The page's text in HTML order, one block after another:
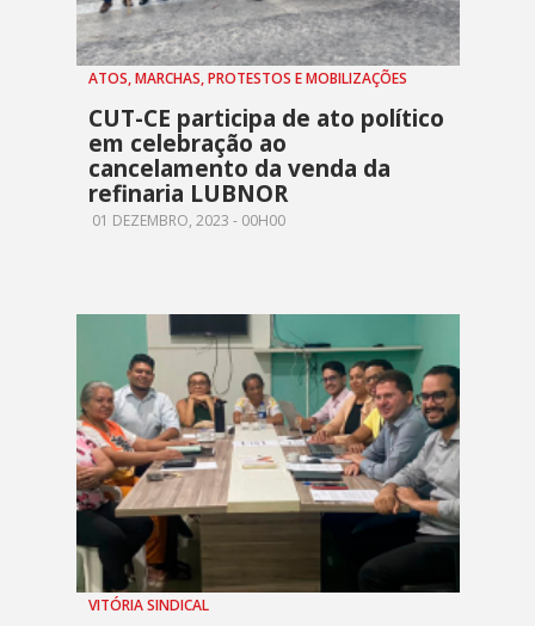
ATOS, MARCHAS, PROTESTOS E MOBILIZAÇÕES
CUT-CE participa de ato político
em celebração ao
cancelamento da venda da
refinaria LUBNOR
01 DEZEMBRO, 2023 - 00H00
VITÓRIA SINDICAL